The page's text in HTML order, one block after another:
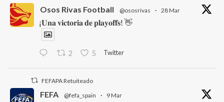
Osos Rivas Football @ososrivas · 28 Mar
¡𝐔𝐧𝐚 𝐯𝐢𝐜𝐭𝐨𝐫𝐢𝐚 𝐝𝐞 𝐩𝐥𝐚𝐲𝐨𝐟𝐟𝐬! 👋
2 5 Twitter
FEFAPA Retuiteado
FEFA @fefa_spain · 9 Mar